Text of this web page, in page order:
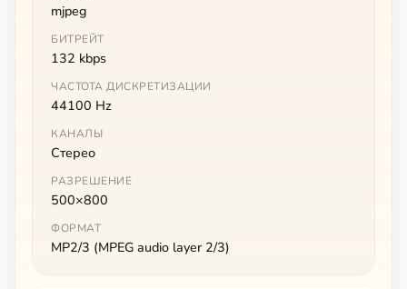
mjpeg
БИТРЕЙТ
132 kbps
ЧАСТОТА ДИСКРЕТИЗАЦИИ
44100 Hz
КАНАЛЫ
Стерео
РАЗРЕШЕНИЕ
500×800
ФОРМАТ
MP2/3 (MPEG audio layer 2/3)